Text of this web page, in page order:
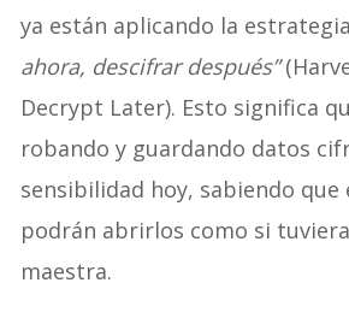
ya están aplicando la
ahora, descifrar después”
Decrypt Later). Esto significa
robando y guardando datos
sensibilidad hoy, sabiendo que
podrán abrirlos como si
maestra.